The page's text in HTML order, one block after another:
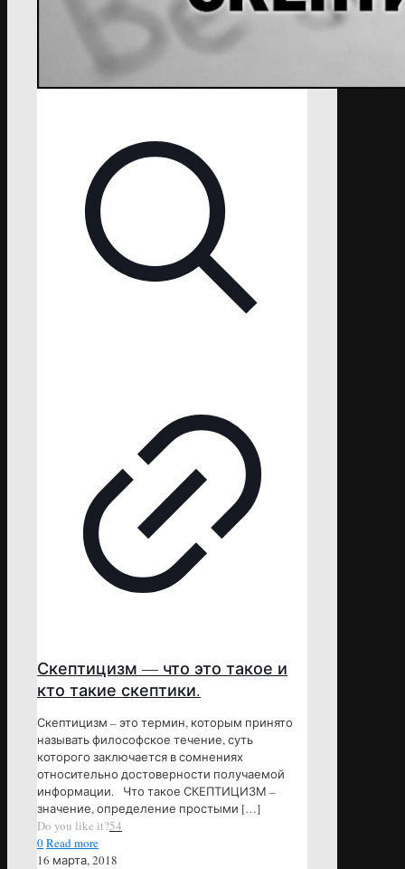
Скептицизм — что это такое и
кто такие скептики.
Скептицизм – это термин, которым принято
называть философское течение, суть
которого заключается в сомнениях
относительно достоверности получаемой
информации. Что такое СКЕПТИЦИЗМ –
значение, определение простыми […]
Do you like it?54
0Read more
16 марта, 2018